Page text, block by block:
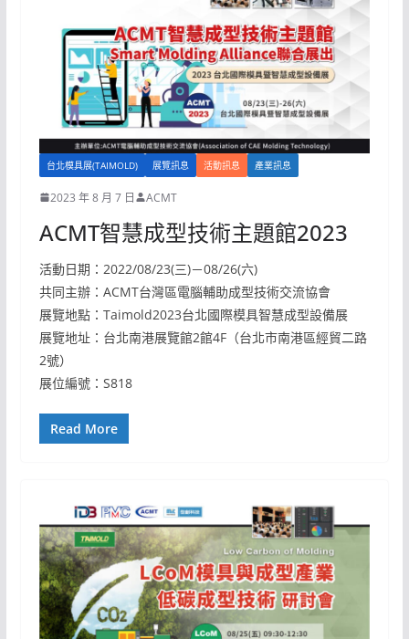
台北模具展(TAIMOLD) 展覽訊息 活動訊息 產業訊息
2023 年 8 月 7 日 ACMT
ACMT智慧成型技術主題館2023
活動日期：2022/08/23(三)－08/26(六)
共同主辦：ACMT台灣區電腦輔助成型技術交流協會
展覽地點：Taimold2023台北國際模具智慧成型設備展
展覽地址：台北南港展覽館2館4F（台北市南港區經貿二路
2號）
展位編號：S818
Read More